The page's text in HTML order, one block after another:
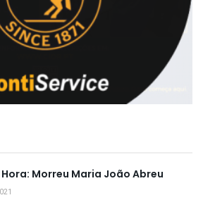
Morreu Maria João Abreu